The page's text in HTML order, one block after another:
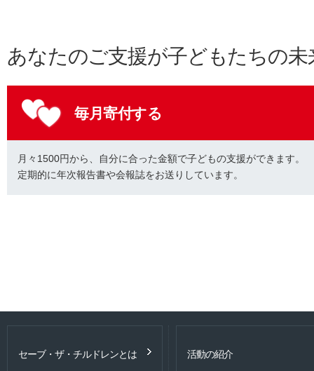
あなたのご支援が子どもたちの
毎月寄付する
月々1500円から、自分に合った金額で子どもの支援ができます。
定期的に年次報告書や会報誌をお送りしています。
セーブ・ザ・チルドレンとは 活動の紹介